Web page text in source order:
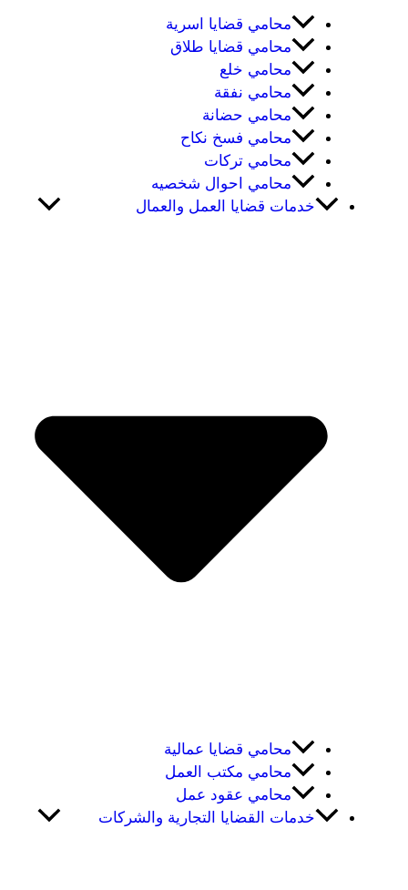
محامي قضايا اسرية
محامي قضايا طلاق
محامي خلع
محامي نفقة
محامي حضانة
محامي فسخ نكاح
محامي تركات
محامي احوال شخصيه
خدمات قضايا العمل والعمال
محامي قضايا عمالية
محامي مكتب العمل
محامي عقود عمل
خدمات القضايا التجارية والشركات